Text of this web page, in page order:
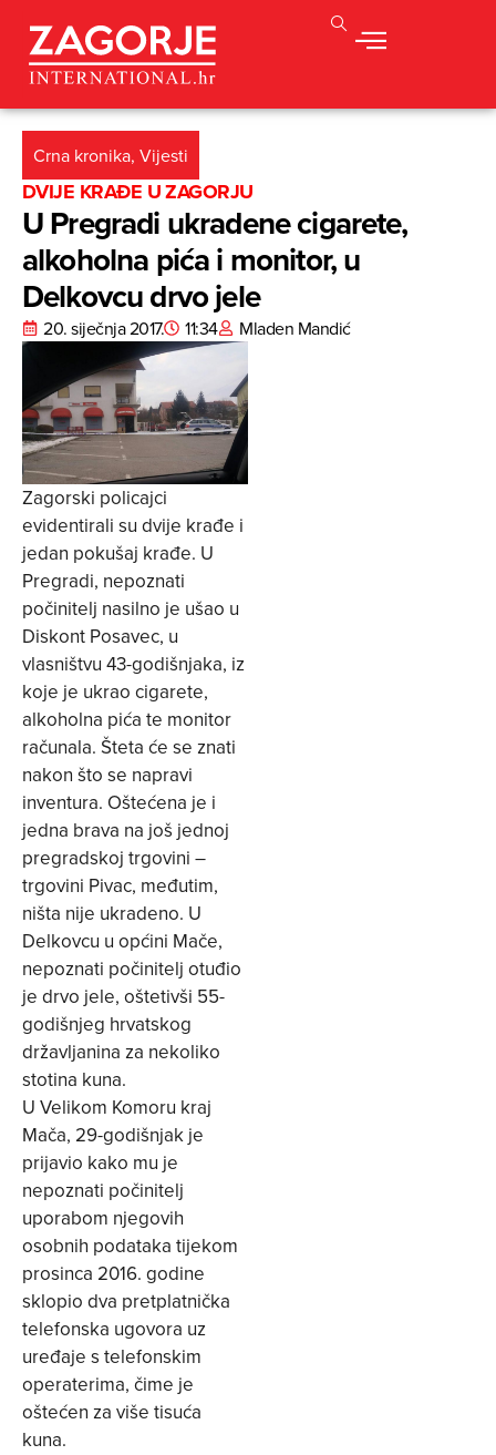
Crna kronika, Vijesti
DVIJE KRAĐE U ZAGORJU
U Pregradi ukradene cigarete,
alkoholna pića i monitor, u
Delkovcu drvo jele
20. siječnja 2017. 11:34 Mladen Mandić
Zagorski policajci
evidentirali su dvije krađe i
jedan pokušaj krađe. U
Pregradi, nepoznati
počinitelj nasilno je ušao u
Diskont Posavec, u
vlasništvu 43-godišnjaka, iz
koje je ukrao cigarete,
alkoholna pića te monitor
računala. Šteta će se znati
nakon što se napravi
inventura. Oštećena je i
jedna brava na još jednoj
pregradskoj trgovini –
trgovini Pivac, međutim,
ništa nije ukradeno. U
Delkovcu u općini Mače,
nepoznati počinitelj otuđio
je drvo jele, oštetivši 55-
godišnjeg hrvatskog
državljanina za nekoliko
stotina kuna.
U Velikom Komoru kraj
Mača, 29-godišnjak je
prijavio kako mu je
nepoznati počinitelj
uporabom njegovih
osobnih podataka tijekom
prosinca 2016. godine
sklopio dva pretplatnička
telefonska ugovora uz
uređaje s telefonskim
operaterima, čime je
oštećen za više tisuća
kuna.